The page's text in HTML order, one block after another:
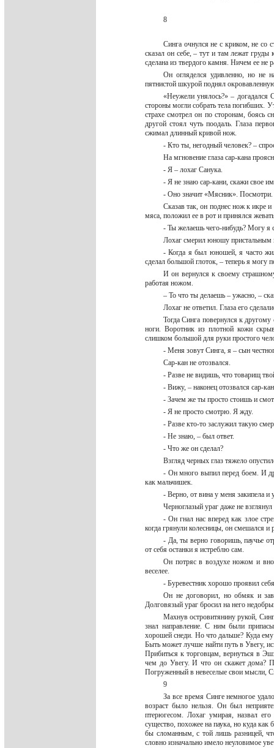
8
Синга очнулся не с криком, не со
сказал он себе, – тут и там лежат
сделана из твердого камня. Ничем ее не
Он огляделся удивленно, но не
пятнистой шкурой поднял
«Неужели унялось?» – догадался
стороны могли собрать тела погибших.
страхе смотрел он по сторонам, боясь
другой стоял чуть поодаль. Глаза
сжимал длинный кривой нож.
- Кто ты, негодный человек? –
На мгновение глаза сар-кана
- Я – лохаг Санука.
- Я не знаю сар-кани, скажи свое
- Оно значит «Мясник».
Сказав так, он поднес нож к икре и
мяса, положил ее в рот и принялся
- Ты желаешь чего-нибудь? Могу я
Лохаг смерил юношу
- Когда я был юношей, я часто
сделал большой глоток, – теперь я могу
И он вернулся к своему
работая ножом.
– То что ты делаешь – ужасно, –
Лохаг не ответил. Глаза его
Тогда Синга повернулся к
ноги. Воротник из плотной кожи
слишком большой для руки простого
- Меня зовут Синга, я – сын
Сар-кан не отозвался.
- Разве не видишь, что товарищ
- Вижу, – наконец отозвался сар-
- Зачем же ты просто стоишь и
- Я не просто смотрю. Я жду.
- Разве кто-то заслужил такую
- Не знаю, – был ответ.
- Что же он сделал?
Взгляд черных глаз тяжело
- Он много выпил перед боем. И
как мальчишек.
- Верно, от вина у меня закипела и
Черноглазый ураг даже не
- Он гнал нас вперед как злое
когда грянули колесницы, он смешался и
- Да, ты верно говоришь, паучье
от себя останки я истреблю сам.
Он потряс в воздухе ножом и
веселее.
- Буревестник хорошо проявил
Он не договорил, но обмяк и
Долговязый ураг бросил на него
Махнув островитянину рукой,
знал направление. С ним были
хорошей снеди. Но что дальше? Куда
Быть может лучше найти путь в Увегу,
Прибиться к торговцам, вернуться в
чем до Увегу. И что он скажет дома?
Погруженный в невеселые свои мысли,
9
За все время Синге немногое
возраст было нельзя. Он был
птерюгесом. Лохаг умирая, назвал его
существо, похожее на паука, но куда как
бы сломанным, с той лишь разницей,
словно изначально имело неуловимое